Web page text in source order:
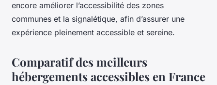
encore améliorer l’accessibilité des zones
communes et la signalétique, afin d’assurer une
expérience pleinement accessible et sereine.
Comparatif des meilleurs
hébergements accessibles en France